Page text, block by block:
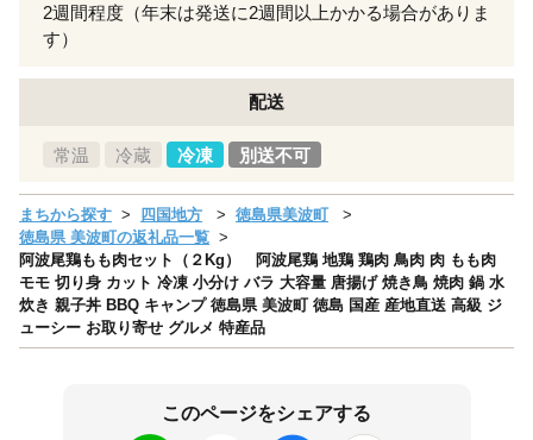
2週間程度（年末は発送に2週間以上かかる場合がありま
す）
配送
常温 冷蔵 冷凍 別送不可
まちから探す 四国地方
徳島県美波町
徳島県 美波町の返礼品一覧
阿波尾鶏もも肉セット（２Kg） 阿波尾鶏 地鶏 鶏肉 鳥肉 肉 もも肉
モモ 切り身 カット 冷凍 小分け バラ 大容量 唐揚げ 焼き鳥 焼肉 鍋 水
炊き 親子丼 BBQ キャンプ 徳島県 美波町 徳島 国産 産地直送 高級 ジ
ューシー お取り寄せ グルメ 特産品
このページをシェアする